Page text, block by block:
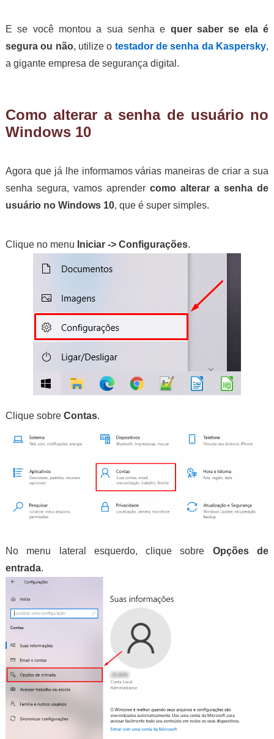
E se você montou a sua senha e quer saber se ela é
segura ou não, utilize o testador de senha da Kaspersky,
a gigante empresa de segurança digital.
Como alterar a senha de usuário no
Windows 10
Agora que já lhe informamos várias maneiras de criar a sua
senha segura, vamos aprender como alterar a senha de
usuário no Windows 10, que é super simples.
Clique no menu Iniciar -> Configurações.
Clique sobre Contas.
No menu lateral esquerdo, clique sobre Opções de
entrada.